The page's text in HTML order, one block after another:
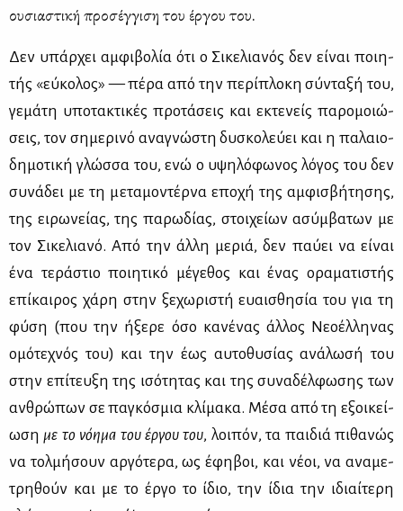
ου­σια­στι­κή προ­σέγ­γι­ση του έρ­γου του.
Δεν υπάρ­χει αμ­φι­βο­λία ότι ο Σι­κε­λια­νός δεν εί­ναι ποι­η­
τής «εύ­κο­λος» — πέ­ρα από την πε­ρί­πλο­κη σύ­ντα­ξή του,
γε­μά­τη υπο­τα­κτι­κές προ­τά­σεις και εκτε­νείς πα­ρο­μοιώ­
σεις, τον ση­με­ρι­νό ανα­γνώ­στη δυ­σκο­λεύ­ει και η πα­λαιο­
δη­μο­τι­κή γλώσ­σα του, ενώ ο υψη­λό­φω­νος λό­γος του δεν
συ­νά­δει με τη με­τα­μο­ντέρ­να επο­χή της αμ­φι­σβή­τη­σης,
της ει­ρω­νεί­ας, της πα­ρω­δί­ας, στοι­χεί­ων ασύμ­βα­των με
τον Σι­κε­λια­νό. Από την άλ­λη με­ριά, δεν παύ­ει να εί­ναι
ένα τε­ρά­στιο ποι­η­τι­κό μέ­γε­θος και ένας ορα­μα­τι­στής
επί­και­ρος χά­ρη στην ξε­χω­ρι­στή ευαι­σθη­σία του για τη
φύ­ση (που την ήξε­ρε όσο κα­νέ­νας άλ­λος Νε­ο­έλ­λη­νας
ομό­τε­χνός του) και την έως αυ­το­θυ­σί­ας ανά­λω­σή του
στην επί­τευ­ξη της ισό­τη­τας και της συ­να­δέλ­φω­σης των
αν­θρώ­πων σε πα­γκό­σμια κλί­μα­κα. Μέ­σα από τη εξοι­κεί­
ω­ση με το νό­η­μα του έρ­γου του, λοι­πόν, τα παι­διά πι­θα­νώς
να τολ­μή­σουν αρ­γό­τε­ρα, ως έφη­βοι, και νέ­οι, να ανα­με­
τρη­θούν και με το έρ­γο το ίδιο, την ίδια την ιδιαί­τε­ρη